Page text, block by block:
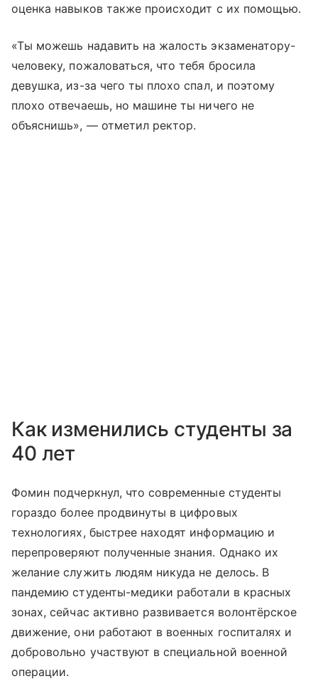
оценка навыков также происходит с их помощью.
«Ты можешь надавить на жалость экзаменатору-
человеку, пожаловаться, что тебя бросила
девушка, из-за чего ты плохо спал, и поэтому
плохо отвечаешь, но машине ты ничего не
объяснишь», — отметил ректор.
Как изменились студенты за
40 лет
Фомин подчеркнул, что современные студенты
гораздо более продвинуты в цифровых
технологиях, быстрее находят информацию и
перепроверяют полученные знания. Однако их
желание служить людям никуда не делось. В
пандемию студенты-медики работали в красных
зонах, сейчас активно развивается волонтёрское
движение, они работают в военных госпиталях и
добровольно участвуют в специальной военной
операции.